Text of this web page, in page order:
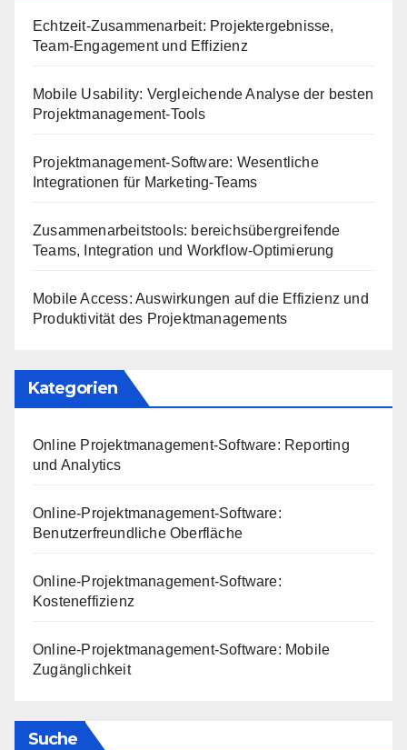
Echtzeit-Zusammenarbeit: Projektergebnisse,
Team-Engagement und Effizienz
Mobile Usability: Vergleichende Analyse der besten
Projektmanagement-Tools
Projektmanagement-Software: Wesentliche
Integrationen für Marketing-Teams
Zusammenarbeitstools: bereichsübergreifende
Teams, Integration und Workflow-Optimierung
Mobile Access: Auswirkungen auf die Effizienz und
Produktivität des Projektmanagements
Kategorien
Online Projektmanagement-Software: Reporting
und Analytics
Online-Projektmanagement-Software:
Benutzerfreundliche Oberfläche
Online-Projektmanagement-Software:
Kosteneffizienz
Online-Projektmanagement-Software: Mobile
Zugänglichkeit
Suche